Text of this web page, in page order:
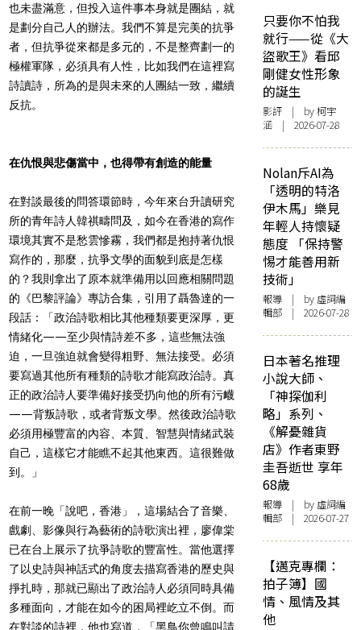
也未盡滿意，但投入這件事本身就是團結，就
是劃分自己人的辦法。我們不算是完美的抗爭
者，但抗爭從來都是多元的，不是整齊劃一的
極權軍隊，必須具有人性，比如我們在這裡寫
詩讀詩，所為的是與未來的人團結一致，繼續
反抗。
在仇恨與悲傷當中，也得帶有創造的能量
在對談最後的問答環節時，今年來台升讀研究
所的青年詩人韓祺疇問及，如今在香港的寫作
環境其實不是愁雲慘霧，我們都是抱持著仇恨
寫作的，那麼，抗爭文學的面貌到底是怎樣
的？我則拿出了原本就準備用以回應相關問題
的《巴黎評論》專訪合集，引用了聶魯達的一
段話：「政治詩歌相比其他種類要更深厚，更
情緒化——至少與情詩差不多，這些無法強
迫，一旦強迫就會變得粗野、無法接受。必須
要寫過其他所有種類的詩歌才能寫政治詩。真
正的政治詩人要準備好接受扔向他的所有污衊
——背叛詩歌，或者背叛文學。然後政治詩歌
必須用極豐富的內容、本質、智慧與情緒武裝
自己，這樣它才能瞧不起其他東西。這很難做
到。」
在前一晚「說吧，香港」，這場結合了音樂、
戲劇、影像與行為藝術的詩歌演出裡，廖偉棠
已在台上展示了抗爭詩歌的豐富性。當他選擇
了以史詩與神話式的角度去描寫香港的歷史與
掙扎時，那就已顯出了政治詩人必須同時具備
多種面向，才能在如今的困局裡屹立不倒。而
在對談的詩裡，他也寫道，「黑鳥你曾鳴叫請
只要你不怕我
就行——從《大
盜歌王》看邱
剛健女性形象
的誕生
影評 | by 柯宇
涵 | 2026-07-28
Nolan斥AI為
「透明的特洛
伊木馬」樂見
年輕人持懷疑
態度 「保持警
惕才能善用新
技術」
報導 | by 虛詞編
輯部 | 2026-07-28
日本著名推理
小說大師、
「神探伽利
略」系列、
《解憂雜貨
店》作者東野
圭吾逝世 享年
68歲
報導 | by 虛詞編
輯部 | 2026-07-27
【邁克專欄：
拍子簿】國
情、風情及其
他